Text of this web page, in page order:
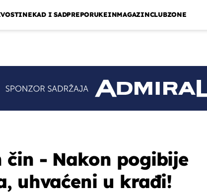
NEKAD I SADPREPORUKEINMAGAZINCLUBZONE
čin - Nakon pogibije
uhvaćeni u krađi!